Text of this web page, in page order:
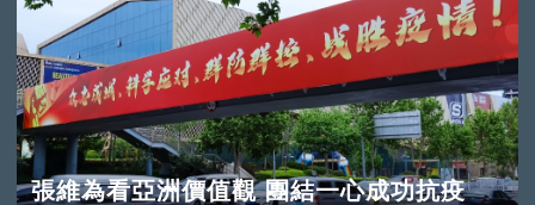
張維為看亞洲價值觀 團結一心成功抗疫